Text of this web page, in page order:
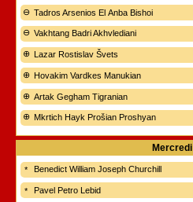
Tadros Arsenios El Anba Bishoi
Vakhtang Badri Akhvlediani
Lazar Rostislav Švets
Hovakim Vardkes Manukian
Artak Gegham Tigranian
Mkrtich Hayk Prošian Proshyan
Mercredi
Benedict William Joseph Churchill
Pavel Petro Lebid